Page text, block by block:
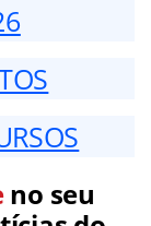
no seu